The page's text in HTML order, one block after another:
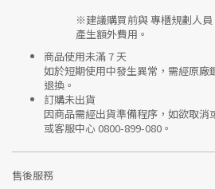
※建議購買前與專櫃規劃人員
產生額外費用。
商品使用未滿 7 天
如於短期使用中發生異常，需經原廠
退換。
訂購未出貨
因商品需經出貨準備程序，如欲取消
或客服中心 0800-899-080 。
售後服務